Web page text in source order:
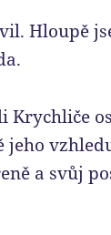
Hloupě
Krychliče
a svůj